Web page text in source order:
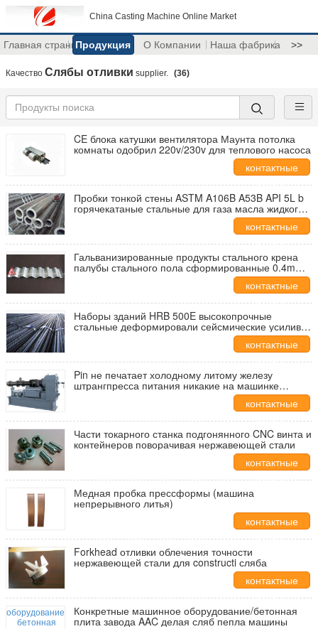
China Casting Machine Online Market
Главная страницаПродукция О Компании Наша фабрика >>
Качество Слябы отливки supplier. (36)
CE блока катушки вентилятора Маунта потолка
комнаты одобрил 220v/230v для теплового насоса
контактные
данные
Пробки тонкой стены ASTM A106B A53B API 5L b
горячекатаные стальные для газа масла жидкого
контактные
данные
Гальванизированные продукты стального крена
палубы стального пола сформированные 0.4mm
контактные
данные
Наборы зданий HRB 500E высокопрочные
стальные деформировали сейсмические усиливая
контактные
данные
Pin не печатает холодному литому железу
штрангпресса питания никакие на машинке
загрязнение низкое Nosie любой цвет
контактные
данные
Части токарного станка подгонянного CNC винта и
контейнеров поворачивая нержавеющей стали
контактные
данные
Медная пробка прессформы (машина
непрерывного литья)
контактные
данные
Forkhead отливки облечения точности
нержавеющей стали для constructi сляба
контактные
данные
Конкретные машинное оборудование/бетонная
плита завода AAC делая сляб пепла машины